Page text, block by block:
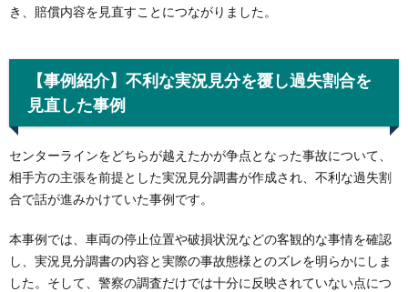
き、賠償内容を見直すことにつながりました。
【事例紹介】不利な実況見分を覆し過失割合を
見直した事例
センターラインをどちらが越えたかが争点となった事故について、
相手方の主張を前提とした実況見分調書が作成され、不利な過失割
合で話が進みかけていた事例です。
本事例では、車両の停止位置や破損状況などの客観的な事情を確認
し、実況見分調書の内容と実際の事故態様とのズレを明らかにしま
した。そして、警察の調査だけでは十分に反映されていない点につ